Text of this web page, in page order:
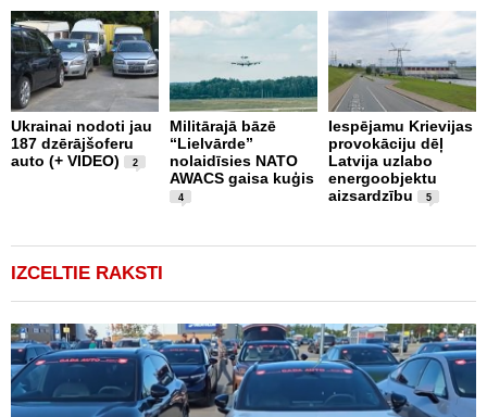
Ukrainai nodoti jau
187 dzērājšoferu
auto (+ VIDEO)
2
Militārajā bāzē
“Lielvārde”
nolaidīsies NATO
AWACS gaisa kuģis
4
Iespējamu Krievijas
provokāciju dēļ
Latvija uzlabo
energoobjektu
aizsardzību
5
IZCELTIE RAKSTI